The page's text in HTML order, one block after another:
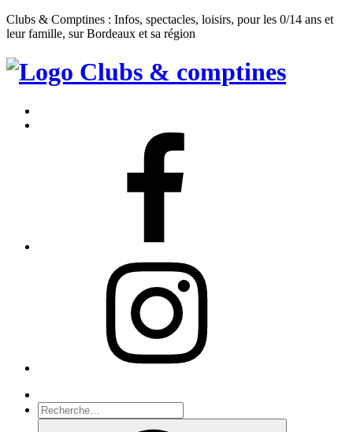
Clubs & Comptines : Infos, spectacles, loisirs, pour les 0/14 ans et
leur famille, sur Bordeaux et sa région
Clubs
Comptines
Recherche
pour